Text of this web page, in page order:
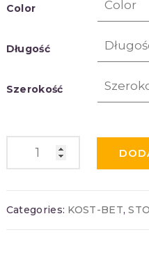
Color
Długość
Szerokość
Categories: KOST-BET,